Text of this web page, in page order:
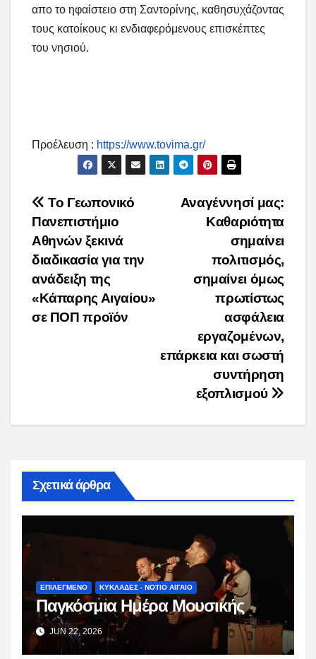
απο το ηφαίστειο στη Σαντορίνης, καθησυχάζοντας
τους κατοίκους κι ενδιαφερόμενους επισκέπτες
του νησιού.
Προέλευση : https://www.tovima.gr/
Post
navigation
Αναγέννησί μας:
Καθαριότητα
σημαίνει
πολιτισμός,
σημαίνει όμως
πρωτίστως
ασφάλεια
εργαζομένων,
επάρκεια και σωστή
συντήρηση
εξοπλισμού
To Γεωπονικό
Πανεπιστήμιο
Αθηνών ξεκινά
διαδικασία για την
ανάδειξη της
«Κάπαρης Αιγαίου»
σε ΠΟΠ προϊόν
Σχετικά άρθρα
ΕΠΙΛΕΓΜΕΝΟ ΚΥΚΛΑΔΕΣ - ΝΟΤΙΟ ΑΙΓΑΙΟ
Παγκόσμια Ημέρα Μουσικής
JUN 22, 2026